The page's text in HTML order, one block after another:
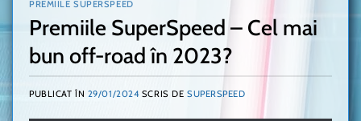
PREMIILE SUPERSPEED
Premiile SuperSpeed – Cel mai
bun off-road în 2023?
PUBLICAT ÎN 29/01/2024 SCRIS DE SUPERSPEED